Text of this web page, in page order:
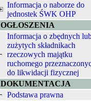
Informacja o naborze do
jednostek ŚWK OHP
OGŁOSZENIA
Informacja o zbędnych
zużytych składnikach
rzeczowych majątku
ruchomego
do likwidacji fizycznej
DOKUMENTACJA
Podstawa prawna